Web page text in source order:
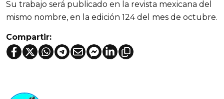
Su trabajo será publicado en la revista mexicana del
mismo nombre, en la edición 124 del mes de octubre.
Compartir: